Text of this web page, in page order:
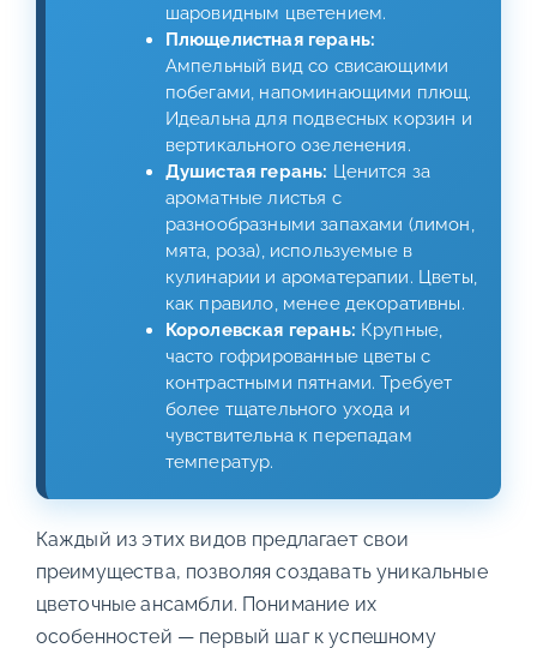
шаровидным цветением.
Плющелистная герань:
Ампельный вид со свисающими
побегами, напоминающими плющ.
Идеальна для подвесных корзин и
вертикального озеленения.
Душистая герань: Ценится за
ароматные листья с
разнообразными запахами (лимон,
мята, роза), используемые в
кулинарии и ароматерапии. Цветы,
как правило, менее декоративны.
Королевская герань: Крупные,
часто гофрированные цветы с
контрастными пятнами. Требует
более тщательного ухода и
чувствительна к перепадам
температур.
Каждый из этих видов предлагает свои
преимущества, позволяя создавать уникальные
цветочные ансамбли. Понимание их
особенностей — первый шаг к успешному